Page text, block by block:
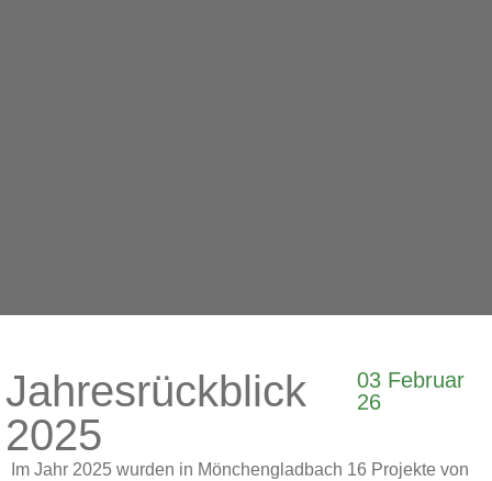
Jahresrückblick
2025
03 Februar
26
Im Jahr 2025 wurden in Mönchengladbach 16 Projekte von